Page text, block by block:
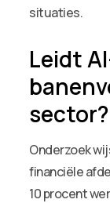
situaties.
Leidt
sector?
Onderzoek
financiële
10 procent